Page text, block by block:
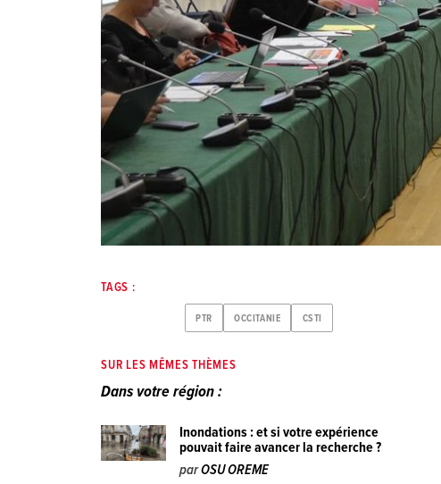
TAGS :
PTR OCCITANIE CSTI
SUR LES MÊMES THÈMES
Dans votre région :
Inondations : et si votre expérience
pouvait faire avancer la recherche ?
parOSU OREME